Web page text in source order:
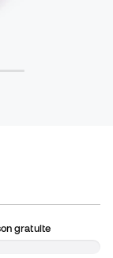
gratuite